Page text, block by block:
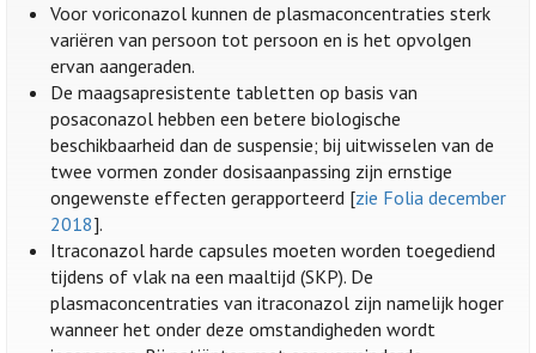
Voor voriconazol kunnen de plasmaconcentraties sterk
variëren van persoon tot persoon en is het opvolgen
ervan aangeraden.
De maagsapresistente tabletten op basis van
posaconazol hebben een betere biologische
beschikbaarheid dan de suspensie; bij uitwisselen van de
twee vormen zonder dosisaanpassing zijn ernstige
ongewenste effecten gerapporteerd [zie Folia december
2018].
Itraconazol harde capsules moeten worden toegediend
tijdens of vlak na een maaltijd (SKP). De
plasmaconcentraties van itraconazol zijn namelijk hoger
wanneer het onder deze omstandigheden wordt